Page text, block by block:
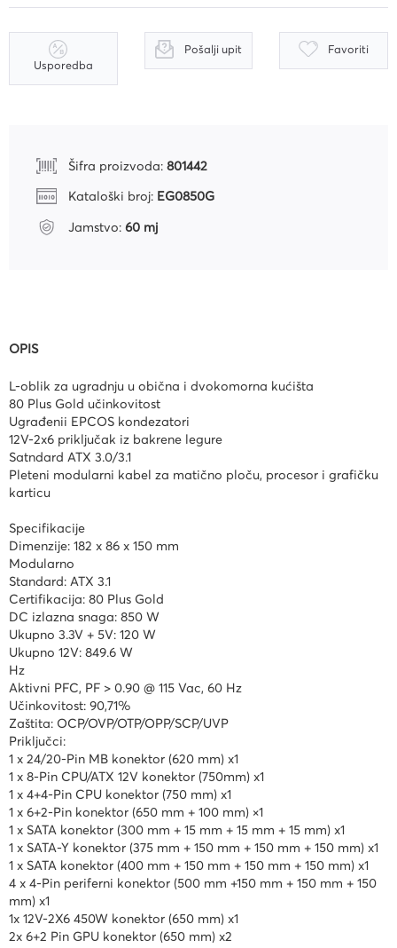
Usporedba
Pošalji upit Favoriti
Šifra proizvoda: 801442
Kataloški broj: EG0850G
Jamstvo: 60 mj
OPIS
L-oblik za ugradnju u obična i dvokomorna kućišta
80 Plus Gold učinkovitost
Ugrađenii EPCOS kondezatori
12V-2x6 priključak iz bakrene legure
Satndard ATX 3.0/3.1
Pleteni modularni kabel za matično ploču, procesor i grafičku
karticu
Specifikacije
Dimenzije: 182 x 86 x 150 mm
Modularno
Standard: ATX 3.1
Certifikacija: 80 Plus Gold
DC izlazna snaga: 850 W
Ukupno 3.3V + 5V: 120 W
Ukupno 12V: 849.6 W
Hz
Aktivni PFC, PF > 0.90 @ 115 Vac, 60 Hz
Učinkovitost: 90,71%
Zaštita: OCP/OVP/OTP/OPP/SCP/UVP
Priključci:
1 x 24/20-Pin MB konektor (620 mm) x1
1 x 8-Pin CPU/ATX 12V konektor (750mm) x1
1 x 4+4-Pin CPU konektor (750 mm) x1
1 x 6+2-Pin konektor (650 mm + 100 mm) ×1
1 x SATA konektor (300 mm + 15 mm + 15 mm + 15 mm) x1
1 x SATA-Y konektor (375 mm + 150 mm + 150 mm + 150 mm) x1
1 x SATA konektor (400 mm + 150 mm + 150 mm + 150 mm) x1
4 x 4-Pin periferni konektor (500 mm +150 mm + 150 mm + 150
mm) x1
1x 12V-2X6 450W konektor (650 mm) x1
2x 6+2 Pin GPU konektor (650 mm) x2